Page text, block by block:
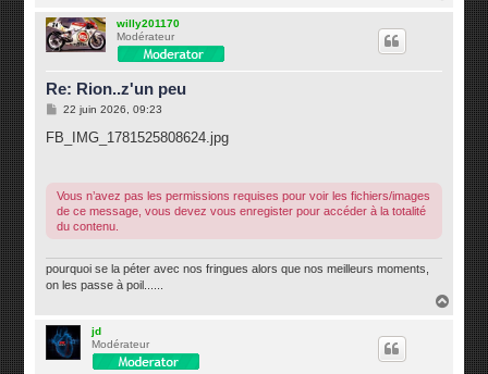
willy201170
Modérateur
Re: Rion..z'un peu
M
s
s
22 juin 2026, 09:23
FB_IMG_1781525808624.jpg
Vous n’avez pas les permissions requises pour voir les fichiers/images
de ce message, vous devez vous enregister pour accéder à la totalité
du contenu.
pourquoi se la péter avec nos fringues alors que nos meilleurs moments,
on les passe à poil......
jd
Modérateur